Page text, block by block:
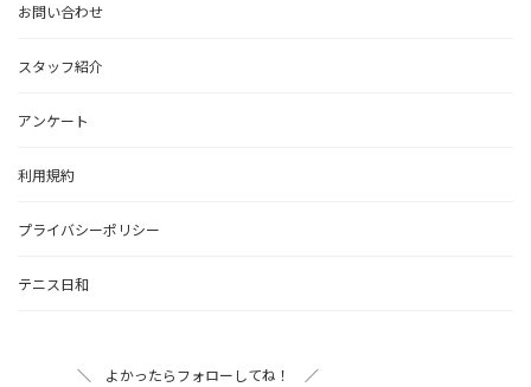
お問い合わせ
スタッフ紹介
アンケート
利用規約
プライバシーポリシー
テニス日和
＼ よかったらフォローしてね！ ／